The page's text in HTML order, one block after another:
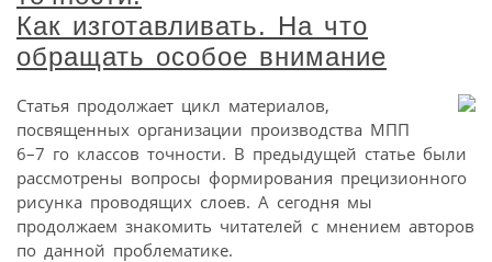
Как изготавливать. На что
обращать особое внимание
Статья продолжает цикл материалов,
посвященных организации производства МПП
6–7 го классов точности. В предыдущей статье были
рассмотрены вопросы формирования прецизионного
рисунка проводящих слоев. А сегодня мы
продолжаем знакомить читателей с мнением авторов
по данной проблематике.